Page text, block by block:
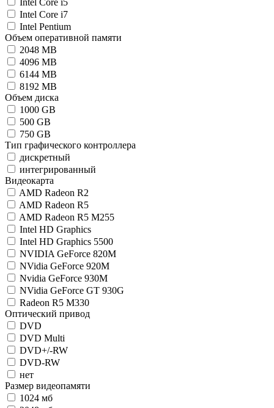
Intel Core i7
Intel Pentium
Объем оперативной памяти
2048 MB
4096 MB
6144 MB
8192 MB
Объем диска
1000 GB
500 GB
750 GB
Тип графического контроллера
дискретный
интегрированный
Видеокарта
AMD Radeon R2
AMD Radeon R5
AMD Radeon R5 M255
Intel HD Graphics
Intel HD Graphics 5500
NVIDIA GeForce 820M
NVidia GeForce 920M
Nvidia GeForce 930M
NVidia GeForce GT 930G
Radeon R5 M330
Оптический привод
DVD
DVD Multi
DVD+/-RW
DVD-RW
нет
Размер видеопамяти
1024 мб